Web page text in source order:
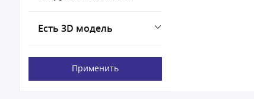
Есть 3D модель
Применить